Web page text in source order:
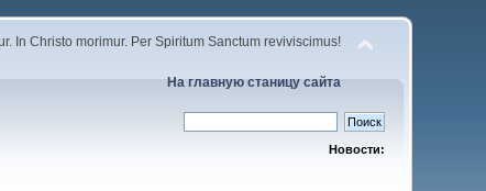
In Christo morimur. Per Spiritum Sanctum reviviscimus!
На главную станицу сайта
Новости: